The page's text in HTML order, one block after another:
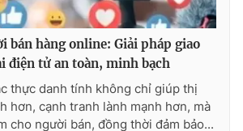
bán hàng online: Giải pháp giao
điện tử an toàn, minh bạch
thực danh tính không chỉ giúp thị
hơn, cạnh tranh lành mạnh hơn, mà
cho người bán, đồng thời đảm bảo...